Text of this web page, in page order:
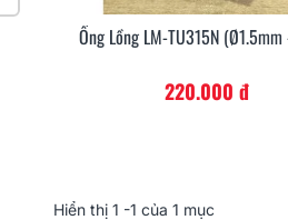
Xem
Ống Lồng LM-TU315N
220.000 đ
Hiển thị 1 -1 của 1 mục